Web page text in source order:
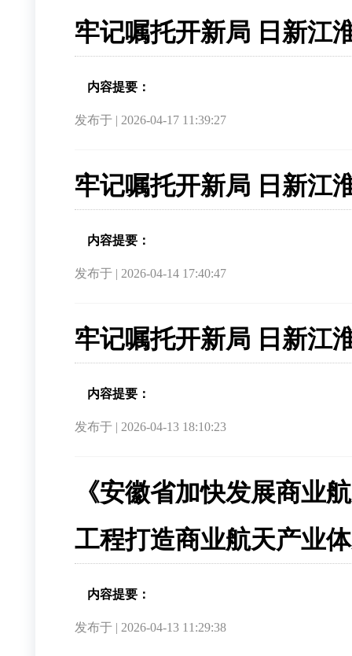
牢记嘱托开新局 日新江
内容提要：
发布于 | 2026-04-17 11:39:27
牢记嘱托开新局 日新江
内容提要：
发布于 | 2026-04-14 17:40:47
牢记嘱托开新局 日新江
内容提要：
发布于 | 2026-04-13 18:10:23
《安徽省加快发展商
工程打造商业航天产业
内容提要：
发布于 | 2026-04-13 11:29:38